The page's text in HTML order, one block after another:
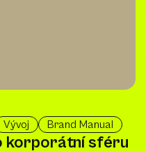
Vývoj Brand Manual
korporátní sféru